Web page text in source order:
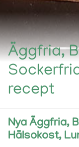
Äggfria,
recept
Nya Äggfria,
Hälsokost,